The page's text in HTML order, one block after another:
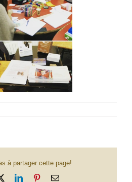
à partager cette page!
LinkedInPinterestEmail